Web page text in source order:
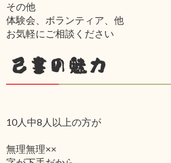
その他
体験会、ボランティア、他
お気軽にご相談ください
己書の魅力
10人中8人以上の方が
無理無理××